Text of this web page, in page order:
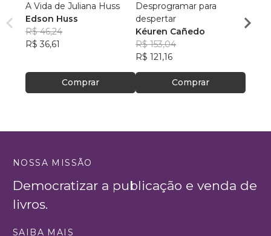
A Vida de Juliana Huss
Edson Huss
R$ 46,24
R$ 36,61
Comprar
Desprogramar para
despertar
Kéuren Cañedo
R$ 153,04
R$ 121,16
Comprar
vem
NOSSA MISSÃO
Democratizar a publicação e venda de
livros.
SAIBA MAIS